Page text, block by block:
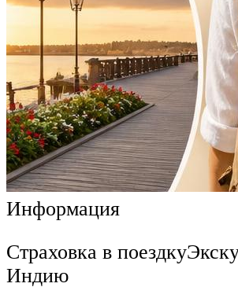
Информация
Страховка в
Индию